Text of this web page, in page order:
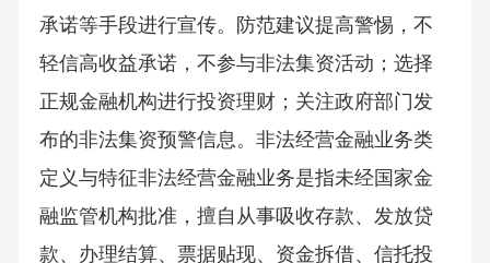
承诺等手段进行宣传。防范建议提高警惕，不
轻信高收益承诺，不参与非法集资活动；选择
正规金融机构进行投资理财；关注政府部门发
布的非法集资预警信息。非法经营金融业务类
定义与特征非法经营金融业务是指未经国家金
融监管机构批准，擅自从事吸收存款、发放贷
款、办理结算、票据贴现、资金拆借、信托投